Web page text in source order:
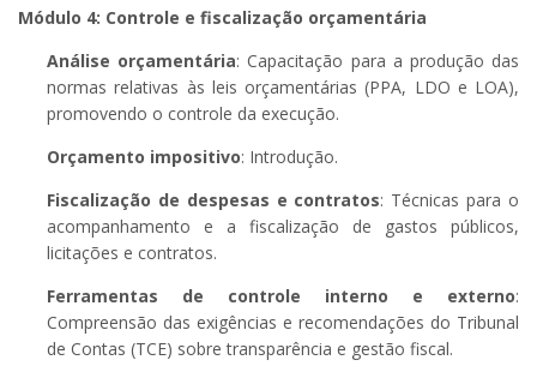
Módulo 4: Controle e fiscalização orçamentária
Análise orçamentária: Capacitação para a produção das
normas relativas às leis orçamentárias (PPA, LDO e LOA),
promovendo o controle da execução.
Orçamento impositivo: Introdução.
Fiscalização de despesas e contratos: Técnicas para o
acompanhamento e a fiscalização de gastos públicos,
licitações e contratos.
Ferramentas de controle interno e externo:
Compreensão das exigências e recomendações do Tribunal
de Contas (TCE) sobre transparência e gestão fiscal.